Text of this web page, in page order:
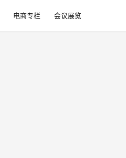
电商专栏 会议展览